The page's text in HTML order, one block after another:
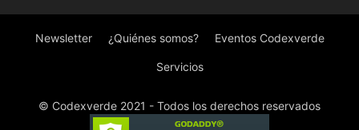
Newsletter ¿Quiénes somos? Eventos Codexverde
Servicios
© Codexverde 2021 - Todos los derechos reservados